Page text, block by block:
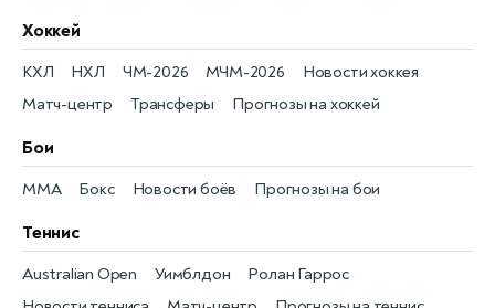
Хоккей
Новости хоккея
КХЛ
Матч-центр
НХЛ
Трансферы
ЧМ-2026
Прогнозы на хоккей
МЧМ-2026
Бои
Новости боёв
MMA Прогнозы на бои
Бокс
Теннис
Australian Open
Уимблдон
Ролан Гаррос